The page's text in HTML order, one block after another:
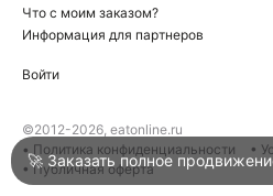
Написать в техподдержку
Что с моим заказом?
Информация для партнеров
Войти
©2012-2026, eatonline.ru
• Политика конфиденциальности
•
• Публичная оферта
🚀 Заказать полное